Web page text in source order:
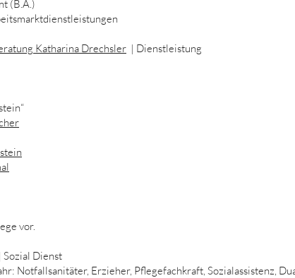
(B.A.)
Katharina Drechsler | Dienstleistung
vor.
| Sozial Dienst
Notfallsanitäter, Erzieher, Pflegefachkraft, Sozialassistenz,